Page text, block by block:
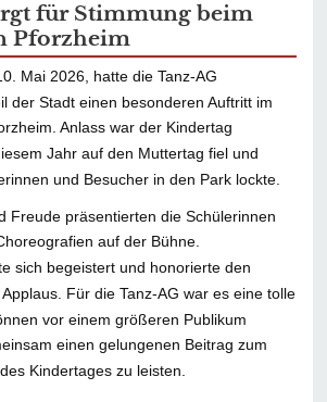
für Stimmung beim
Pforzheim
Mai 2026, hatte die Tanz-AG
der Stadteinen besonderen Auftritt im
Anlass war der Kindertag
Jahr auf den Muttertag fiel und
und Besucher in den Park lockte.
Freude präsentierten die Schülerinnen
auf der Bühne.
sich begeistert und honorierteden
Für die Tanz-AG war es eine tolle
vor einem größeren Publikum
einengelungenen Beitrag zum
Kindertages zu leisten.